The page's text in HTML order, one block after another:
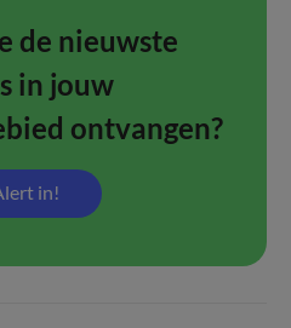
de nieuwste
in jouw
ontvangen?
in!